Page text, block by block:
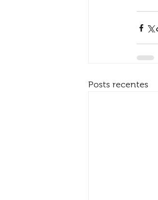
Posts recentes